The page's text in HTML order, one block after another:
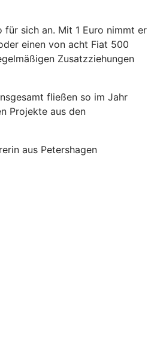
für sich an. Mit 1 Euro nimmt er
einen von acht Fiat 500
Zusatzziehungen
fließen so im Jahr
Projekte aus den
aus Petershagen